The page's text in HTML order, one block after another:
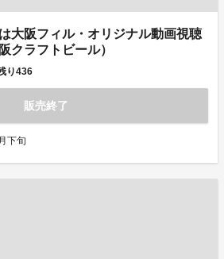
大阪フィル・オリジナル動画視聴
クラフトビール）
り436
販売終了
下旬